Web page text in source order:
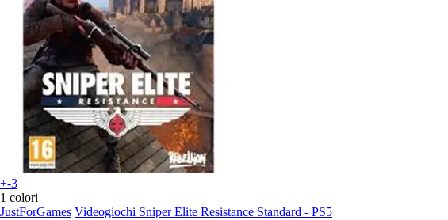
+-3
1 colori
JustForGames Videogiochi Sniper Elite Resistance Standard - PS5